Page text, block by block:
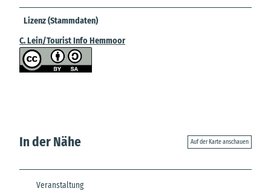
Lizenz (Stammdaten)
C. Lein/Tourist Info Hemmoor
In der Nähe Auf der Karte anschauen
Veranstaltung